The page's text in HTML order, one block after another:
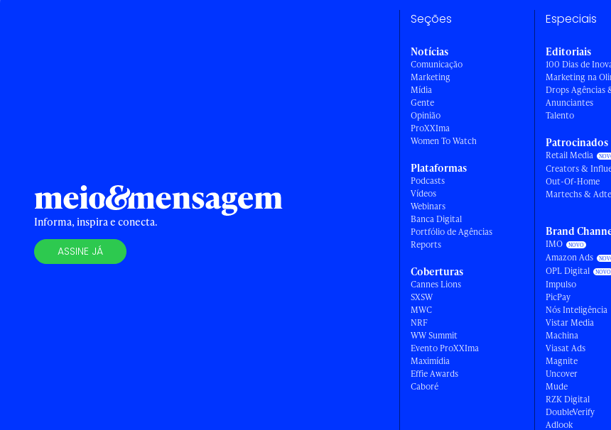
Informa, inspira e conecta.
ASSINE JÁ
Seções
Notícias
Comunicação
Marketing
Mídia
Gente
Opinião
ProXXIma
Women To Watch
Plataformas
Podcasts
Vídeos
Webinars
Banca Digital
Portfólio de Agências
Reports
Coberturas
Cannes Lions
SXSW
MWC
NRF
WW Summit
Evento ProXXIma
Maximídia
Effie Awards
Caboré
Especiais
Editoriais
100 Dias de
Marketing na
Drops Agências
Anunciantes
Talento
Patrocinados
Retail Media
Creators &
Out-Of-Home
Martechs &
Brand
IMO
Amazon Ads
OPL Digital
Impulso
PicPay
Nós Inteligência
Vistar Media
Machina
Viasat Ads
Magnite
Uncover
Mude
RZK Digital
DoubleVerify
Adlook